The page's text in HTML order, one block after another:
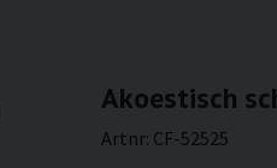
Akoestisch
Artnr: CF-52525